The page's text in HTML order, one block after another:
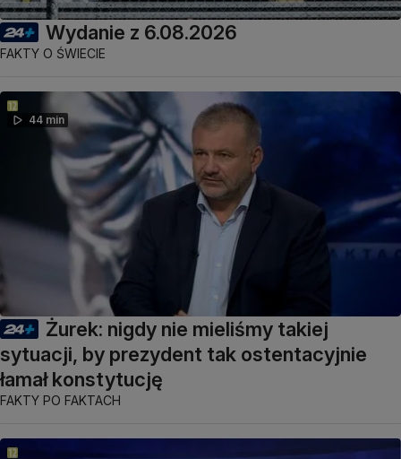
Wydanie z 6.08.2026
FAKTY O ŚWIECIE
44 min
Żurek: nigdy nie mieliśmy takiej
sytuacji, by prezydent tak ostentacyjnie
łamał konstytucję
FAKTY PO FAKTACH